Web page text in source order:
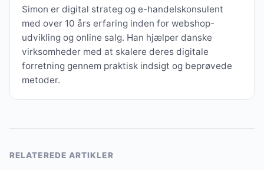
Simon er digital strateg og e-handelskonsulent
med over 10 års erfaring inden for webshop-
udvikling og online salg. Han hjælper danske
virksomheder med at skalere deres digitale
forretning gennem praktisk indsigt og beprøvede
metoder.
RELATEREDE ARTIKLER